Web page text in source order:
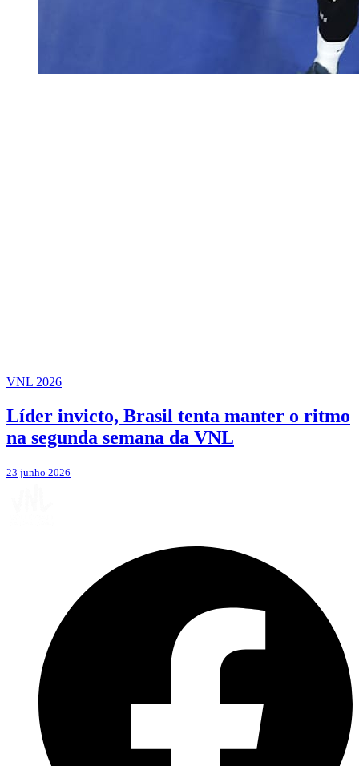
VNL 2026
Líder invicto, Brasil tenta manter o ritmo
na segunda semana da VNL
23 junho 2026